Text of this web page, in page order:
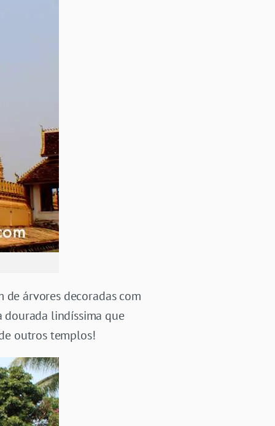
árvores decoradas com
dourada lindíssima que
outros templos!